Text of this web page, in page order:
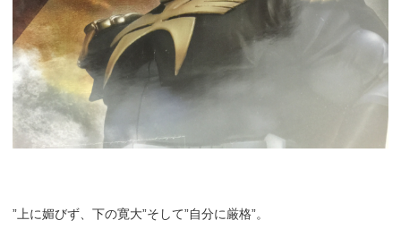
”上に媚びず、下の寛大”そして”自分に厳格”。